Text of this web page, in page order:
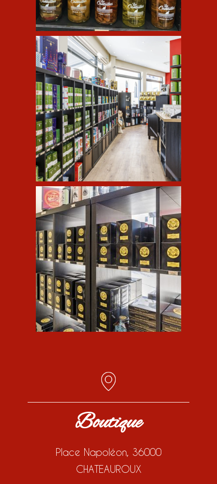
Boutique
Place Napoléon, 36000
CHATEAUROUX